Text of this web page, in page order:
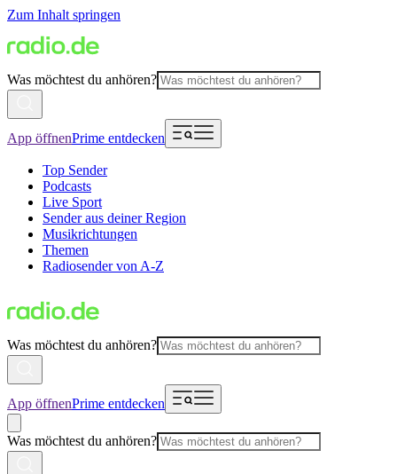
Zum Inhalt springen
Was möchtest du anhören?
App öffnenPrime entdecken
Top Sender
Podcasts
Live Sport
Sender aus deiner Region
Musikrichtungen
Themen
Radiosender von A-Z
Was möchtest du anhören?
App öffnenPrime entdecken
Was möchtest du anhören?